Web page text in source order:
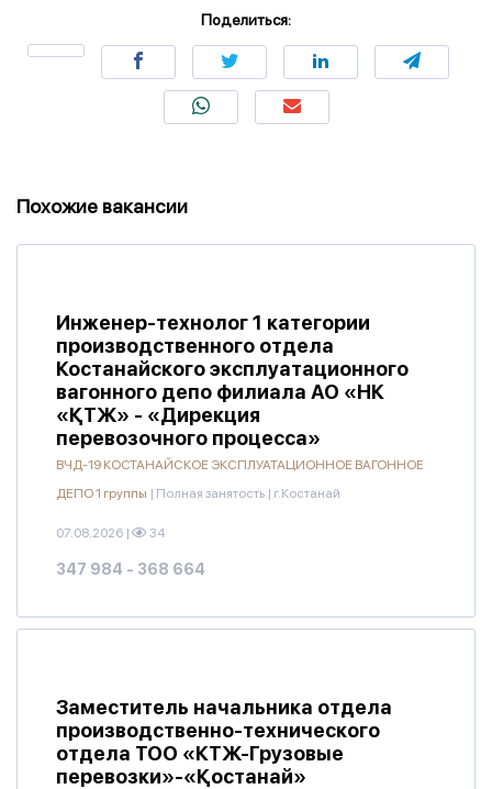
Поделиться:
Похожие вакансии
Инженер-технолог 1 категории
производственного отдела
Костанайского эксплуатационного
вагонного депо филиала АО «НК
«ҚТЖ» - «Дирекция
перевозочного процесса»
ВЧД-19 КОСТАНАЙСКОЕ ЭКСПЛУАТАЦИОННОЕ ВАГОННОЕ
ДЕПО 1 группы | Полная занятость | г.Костанай
07.08.2026 | 34
347 984 - 368 664
Заместитель начальника отдела
производственно-технического
отдела ТОО «КТЖ-Грузовые
перевозки»-«Қостанай»